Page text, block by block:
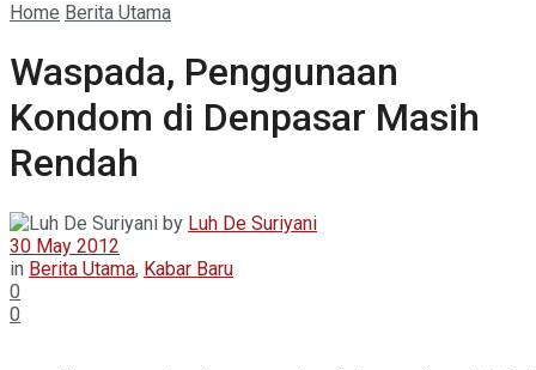
Home Berita Utama
Waspada, Penggunaan
Kondom di Denpasar Masih
Rendah
by Luh De Suriyani
30 May 2012
in Berita Utama, Kabar Baru
0
0